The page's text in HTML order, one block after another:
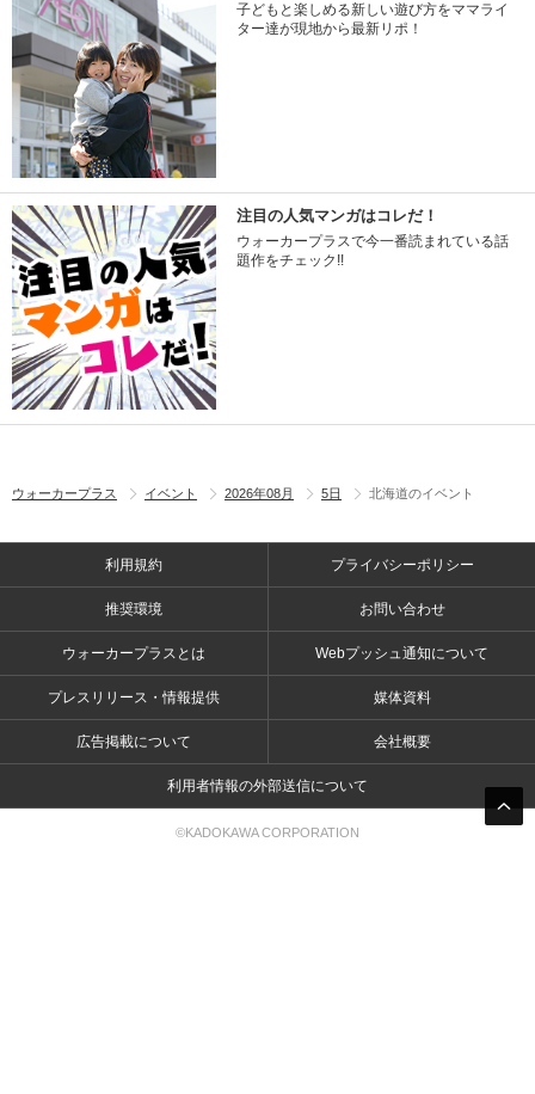
子どもと楽しめる新しい遊び方をママライ
ター達が現地から最新リポ！
注目の人気マンガはコレだ！
ウォーカープラスで今一番読まれている話
題作をチェック!!
ウォーカープラス イベント 2026年08月 5日 北海道のイベント
利用規約 プライバシーポリシー
推奨環境 お問い合わせ
ウォーカープラスとは Webプッシュ通知について
プレスリリース・情報提供 媒体資料
広告掲載について 会社概要
利用者情報の外部送信について
©KADOKAWA CORPORATION